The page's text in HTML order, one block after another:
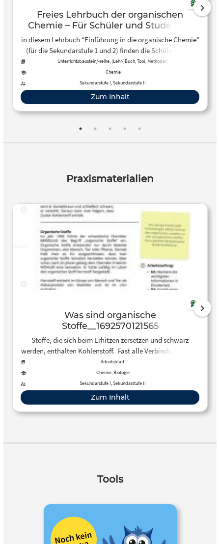
Freies Lehrbuch der organischen
Chemie – Für Schüler und Studenten
in diesem Lehrbuch “Einführung in die organische Chemie”
(für die Sekundarstufe 1 und 2) finden die Schüler*innen
viele Materialien, die sie aus dem Unterricht kennen und
haben damit die Möglichkeit, jederzeit verpassten oder
vergessenen Stoff nachzuholen.
Unterrichtsbaustein/-reihe, (Lehr-)Buch, Tool, Methoden
Chemie
Sekundarstufe I, Sekundarstufe II
Zum Inhalt
Praxismaterialien
Was sind organische
Stoffe__1692570121565
Stoffe, die sich beim Erhitzen zersetzen und schwarz
werden, enthalten Kohlenstoff. Fast alle Verbindungen mit
Kohlenstoff-Atomen zählt man zu den organischen
Stoffen. Auf diesem Arbeitsblatt können die Schüler*innen
ihr Wissen über organische Stoffe rekapitulieren.
Arbeitsblatt
Chemie, Biologie
Sekundarstufe I, Sekundarstufe II
Zum Inhalt
Tools